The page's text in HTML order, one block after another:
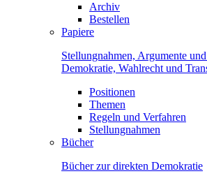
Archiv
Bestellen
Papiere
Stellungnahmen, Argumente
Demokratie, Wahlrecht und
Positionen
Themen
Regeln und Verfahren
Stellungnahmen
Bücher
Bücher zur direkten Demokratie